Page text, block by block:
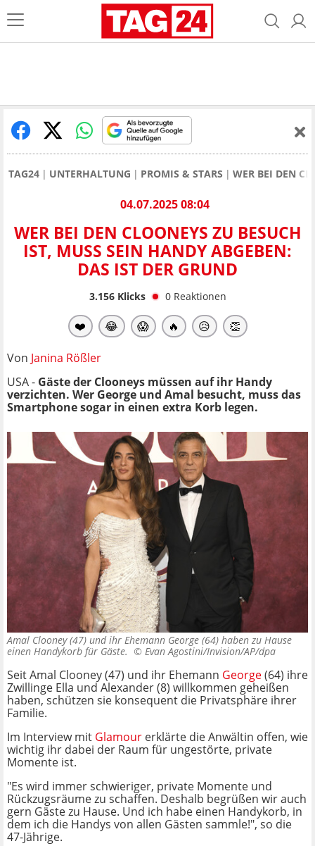
TAG24 UNTERHALTUNG PROMIS & STARS WER BEI DEN
04.07.2025 08:04
WER BEI DEN CLOONEYS ZU BESUCH
IST, MUSS SEIN HANDY ABGEBEN:
DAS IST DER GRUND
3.156Klicks 0 Reaktionen
❤️ 😂 😱 🔥 😥 👏
Von Janina Rößler
USA - Gäste der Clooneys müssen auf ihr Handy
verzichten. Wer George und Amal besucht, muss das
Smartphone sogar in einen extra Korb legen.
Amal Clooney (47) und ihr Ehemann George (64) haben zu Hause
einen Handykorb für Gäste. © Evan Agostini/Invision/AP/dpa
Seit Amal Clooney (47) und ihr Ehemann George(64) ihre
Zwillinge Ella und Alexander (8) willkommen geheißen
haben, schützen sie konsequent die Privatsphäre ihrer
Familie.
Im Interview mit Glamour erklärte die Anwältin offen, wie
wichtig ihr dabei der Raum für ungestörte, private
Momente ist.
"Es wird immer schwieriger, private Momente und
Rückzugsräume zu schaffen. Deshalb begrüßen wir auch
gern Gäste zu Hause. Und ich habe einen Handykorb, in
dem ich die Handys von allen Gästen sammle!", so die
47-Jährige.